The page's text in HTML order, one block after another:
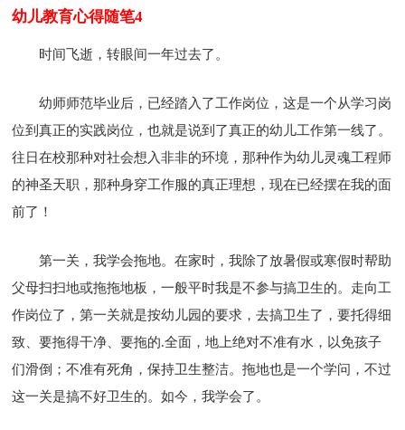
幼儿教育心得随笔4
时间飞逝，转眼间一年过去了。
幼师师范毕业后，已经踏入了工作岗位，这是一个从学习岗
位到真正的实践岗位，也就是说到了真正的幼儿工作第一线了。
往日在校那种对社会想入非非的环境，那种作为幼儿灵魂工程师
的神圣天职，那种身穿工作服的真正理想，现在已经摆在我的面
前了！
第一关，我学会拖地。在家时，我除了放暑假或寒假时帮助
父母扫扫地或拖拖地板，一般平时我是不参与搞卫生的。走向工
作岗位了，第一关就是按幼儿园的要求，去搞卫生了，要托得细
致、要拖得干净、要拖的.全面，地上绝对不准有水，以免孩子
们滑倒；不准有死角，保持卫生整洁。拖地也是一个学问，不过
这一关是搞不好卫生的。如今，我学会了。